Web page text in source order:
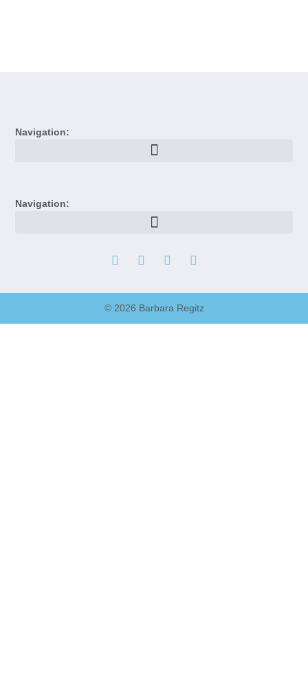
Navigation:
Navigation:
© 2026 Barbara Regitz